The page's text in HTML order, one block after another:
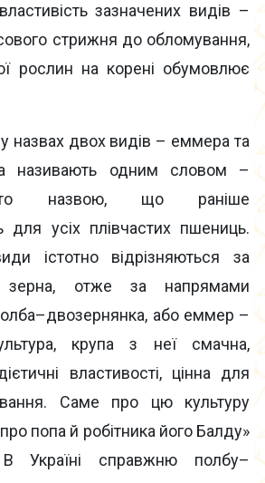
зазначених видів –
стрижня до обломування,
рослин на корені обумовлює
у назвах двох видів – еммера та
називають одним словом –
назвою, що раніше
для усіх плівчастих пшениць.
істотно відрізняються за
зерна, отже за напрямами
або еммер –
крупа з неї смачна,
властивості, цінна для
Саме про цю культуру
попа й робітника його Балду»
Україні справжню полбу–